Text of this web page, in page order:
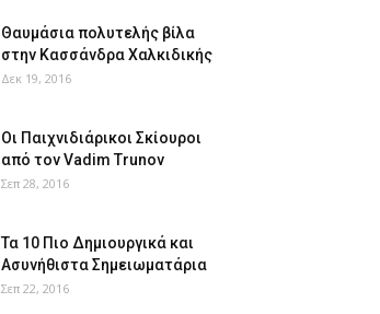
Θαυμάσια πολυτελής βίλα
στην Κασσάνδρα Χαλκιδικής
Δεκ 19, 2016
Οι Παιχνιδιάρικοι Σκίουροι
από τον Vadim Trunov
Σεπ 28, 2016
Τα 10 Πιο Δημιουργικά και
Ασυνήθιστα Σημειωματάρια
Σεπ 22, 2016